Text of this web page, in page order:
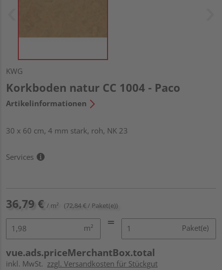
KWG
Korkboden natur CC 1004 - Paco
Artikelinformationen
30 x 60 cm, 4 mm stark, roh, NK 23
Services
36,79 € / m² (72,84 € / Paket(e))
m² Paket(e)
vue.ads.priceMerchantBox.total
inkl. MwSt. zzgl. Versandkosten für Stückgut